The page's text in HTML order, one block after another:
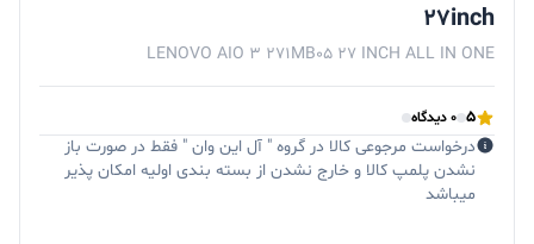
27inch
LENOVO AIO 3 271MB05 27 INCH ALL IN ONE
5 0 دیدگاه
درخواست مرجوعی کالا در گروه " آل این وان " فقط در صورت باز
نشدن پلمپ کالا و خارج نشدن از بسته بندی اولیه امکان پذیر
میباشد